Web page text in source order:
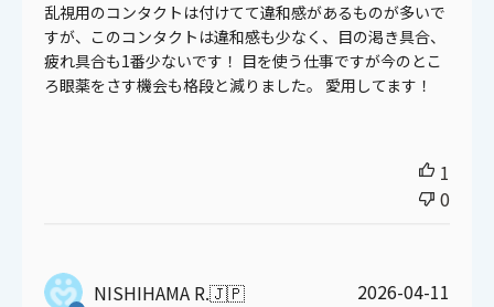
乱視用のコンタクトは付けてて違和感があるものが多いで
すが、このコンタクトは違和感も少なく、目の渇き具合、
疲れ具合も1番少ないです！ 目を使う仕事ですが今のとこ
ろ眼薬をさす機会も格段と減りました。 愛用してます！
1
0
NISHIHAMA R.🇯🇵 2026-04-11